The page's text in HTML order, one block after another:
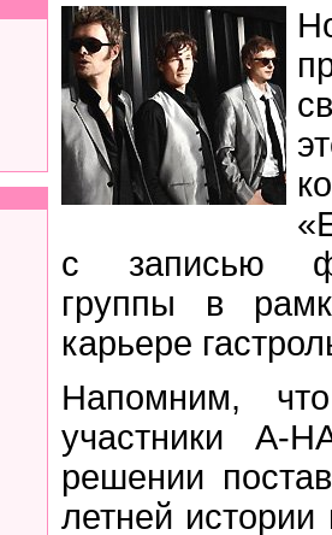
с записью
группы в
карьере
Напомним,
участники A-
решении
летней